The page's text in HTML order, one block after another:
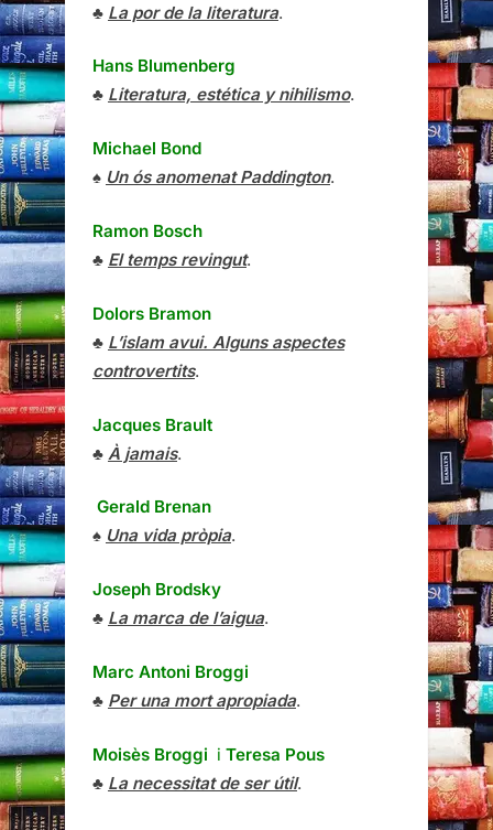
♣ La por de la literatura.
Hans Blumenberg
♣ Literatura, estética y nihilismo.
Michael Bond
♠ Un ós anomenat Paddington.
Ramon Bosch
♣ El temps revingut.
Dolors Bramon
♣ L’islam avui. Alguns aspectes
controvertits.
Jacques Brault
♣ À jamais.
Gerald Brenan
♠ Una vida pròpia.
Joseph Brodsky
♣ La marca de l’aigua.
Marc Antoni Broggi
♣ Per una mort apropiada.
Moisès Broggi i Teresa Pous
♣ La necessitat de ser útil.